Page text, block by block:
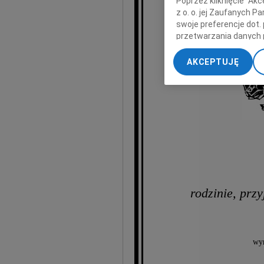
człowieka
rodzinie,
z o. o. jej Zaufanych
swoje preferencje dot.
przetwarzania danych
„Ustawienia
My, nasi Zaufani
dokładnych danych
Przechowywanie
treści, badnie
AKCEPTUJĘ